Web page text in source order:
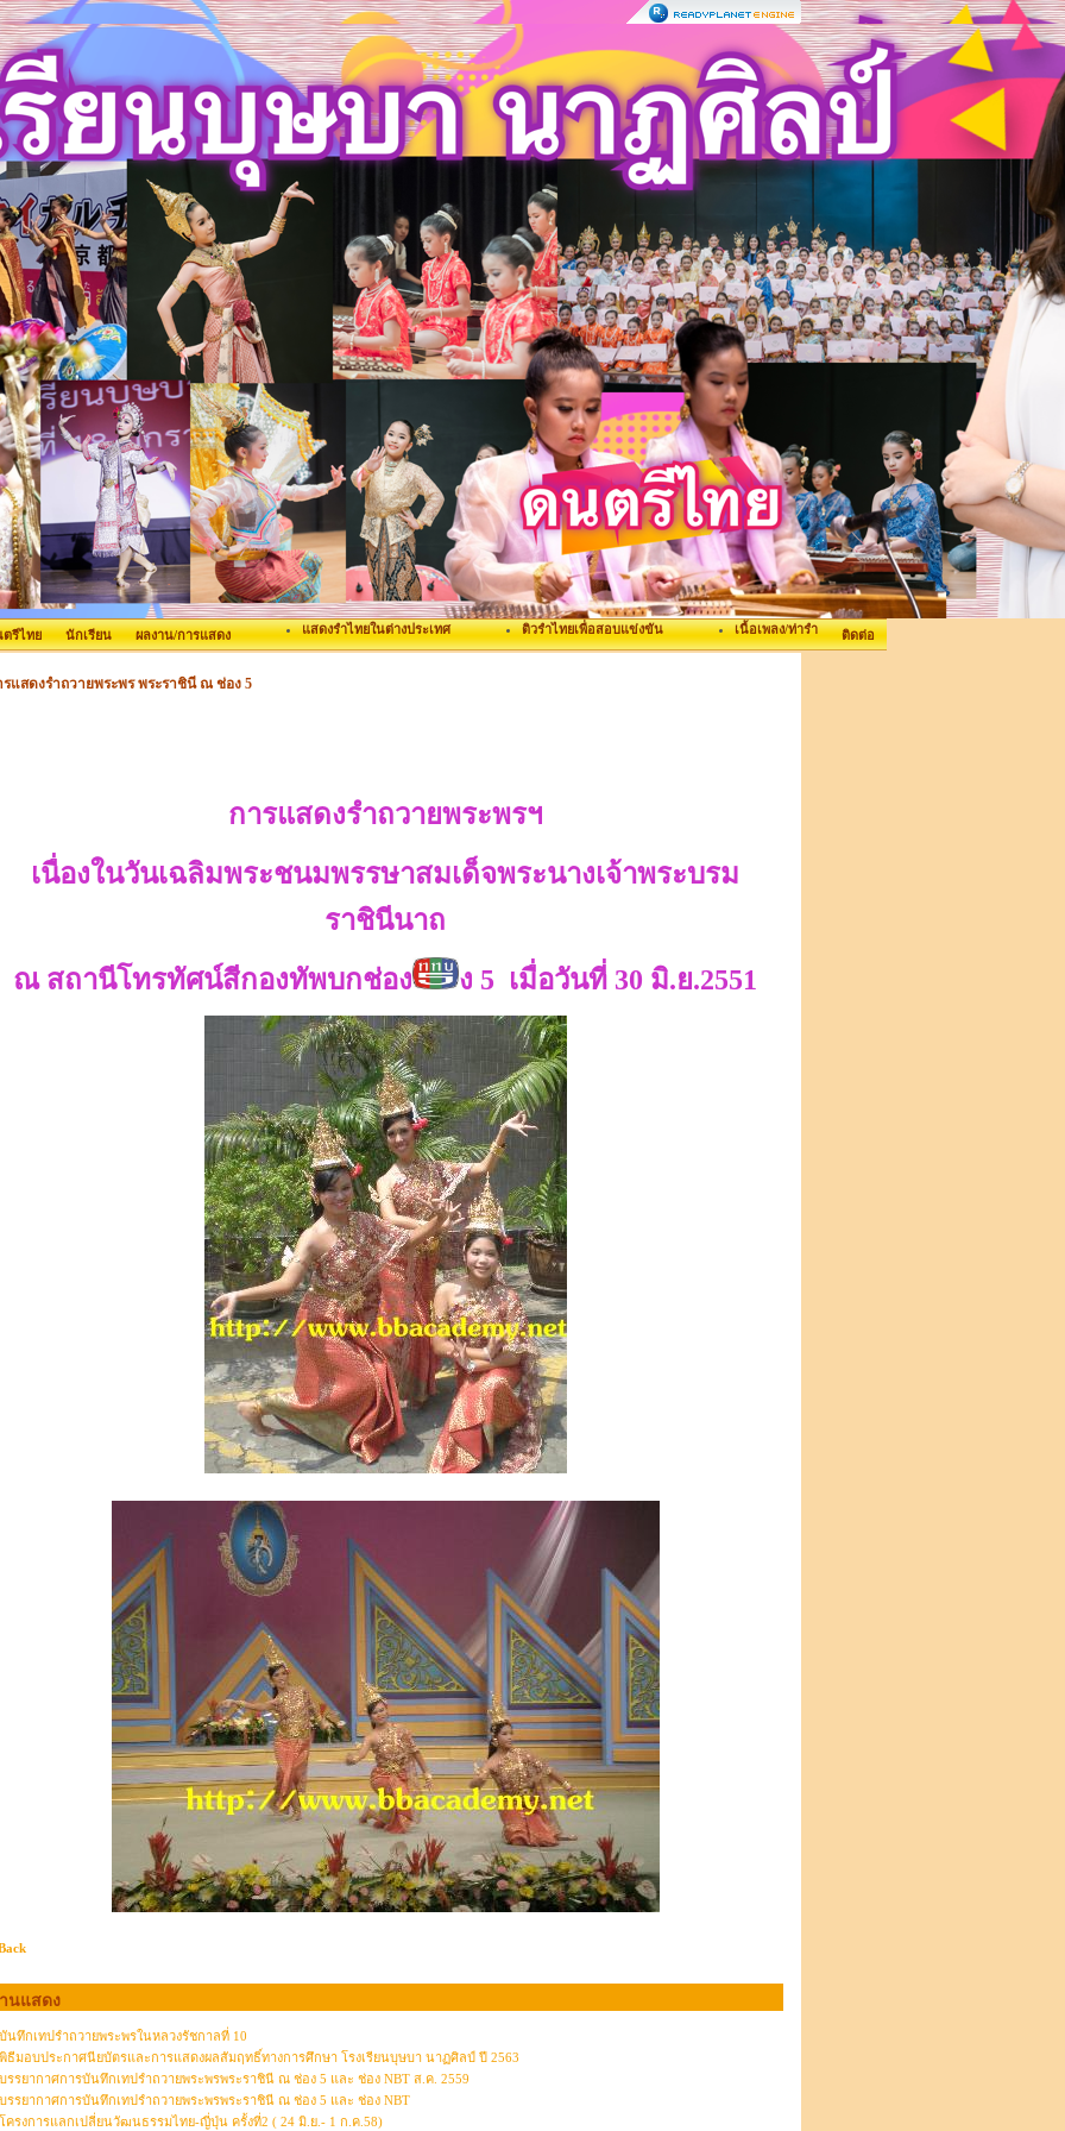
รีไทย นักเรียน ผลงาน/การแสดง แสดงรำไทยในต่างประเทศ ติวรำไทยเพื่อสอบแข่งขัน เนื้อเพลง/ท่ารำ ติดต่อ
รแสดงรำถวายพระพร พระราชินี ณ ช่อง 5
การแสดงรำถวายพระพรฯ
เนื่องในวันเฉลิมพระชนมพรรษาสมเด็จพระนางเจ้าพระบรม
ราชินีนาถ
ณ สถานีโทรทัศน์สีกองทัพบกช่อง
ง 5 เมื่อวันที่ 30 มิ.ย.2551
นแสดง
บันทึกเทปรำถวายพระพรในหลวงรัชกาลที่ 10
พิธีมอบประกาศนียบัตรและการแสดงผลสัมฤทธิ์ทางการศึกษา โรงเรียนบุษบา นาฏศิลป์ ปี 2563
บรรยากาศการบันทึกเทปรำถวายพระพรพระราชินี ณ ช่อง 5 และ ช่อง NBT ส.ค. 2559
บรรยากาศการบันทึกเทปรำถวายพระพรพระราชินี ณ ช่อง 5 และ ช่อง NBT
โครงการแลกเปลี่ยนวัฒนธรรมไทย-ญี่ปุ่น ครั้งที่2 ( 24 มิ.ย.- 1 ก.ค.58)